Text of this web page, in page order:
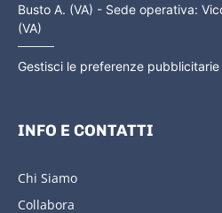
Busto A. (VA) - Sede operativa:
(VA)
Gestisci le preferenze pubblicitarie
INFO E CONTATTI
Chi Siamo
Collabora